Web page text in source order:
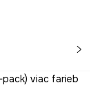
viac farieb